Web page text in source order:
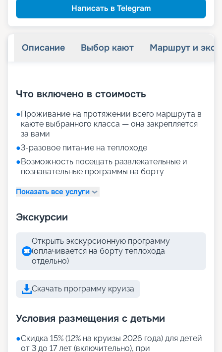
Написать в Telegram
Описание Выбор кают Маршрут и
Что включено в стоимость
●Проживание на протяжении всего маршрута в
каюте выбранного класса — она закрепляется
за вами
●3-разовое питание на теплоходе
●Возможность посещать развлекательные и
познавательные программы на борту
Показать все услуги
Экскурсии
Открыть экскурсионную программу
(оплачивается на борту теплохода
отдельно)
Скачать программу круиза
Условия размещения с детьми
●Скидка 15% (12% на круизы 2026 года) для детей
от 3 до 17 лет (включительно), при